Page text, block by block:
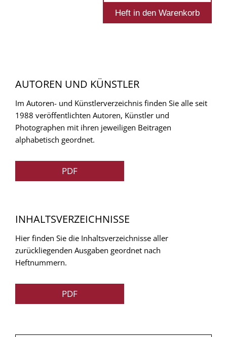
AUTOREN UND KÜNSTLER
Im Autoren- und Künstlerverzeichnis finden Sie alle seit
1988 veröffentlichten Autoren, Künstler und
Photographen mit ihren jeweiligen Beitragen
alphabetisch geordnet.
PDF
INHALTSVERZEICHNISSE
Hier finden Sie die Inhaltsverzeichnisse aller
zurückliegenden Ausgaben geordnet nach
Heftnummern.
PDF